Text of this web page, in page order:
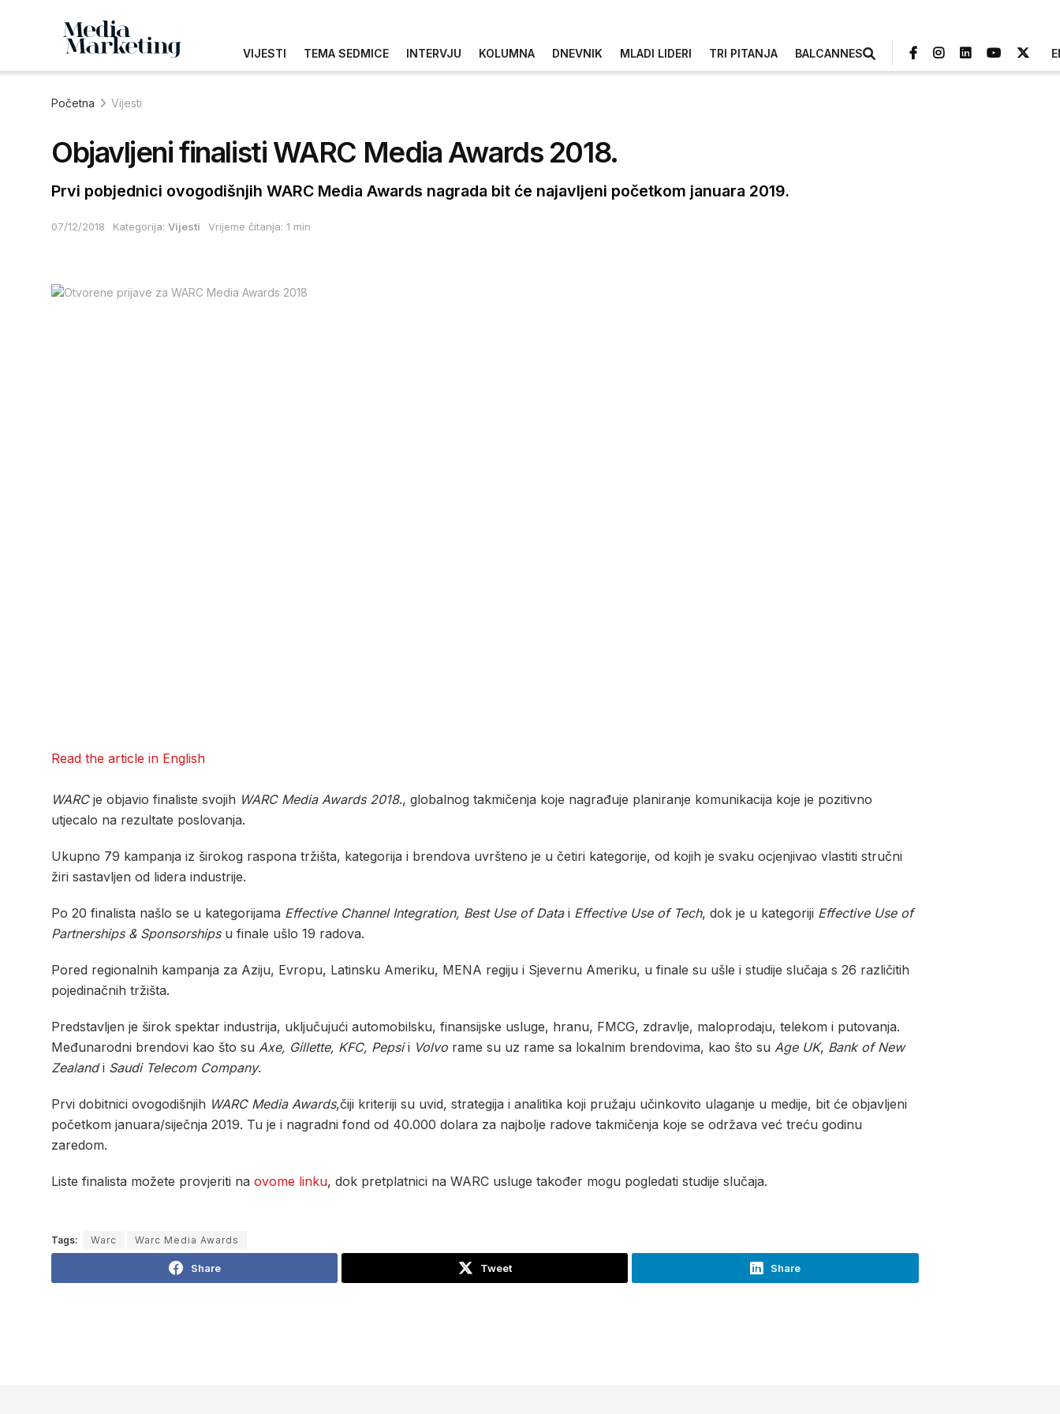
VIJESTI TEMA SEDMICE INTERVJU KOLUMNA DNEVNIK MLADI LIDERI TRI PITANJA BALCANNES
Početna Vijesti
Objavljeni finalisti WARC Media Awards 2018.
Prvi pobjednici ovogodišnjih WARC Media Awards nagrada bit će najavljeni početkom januara 2019.
07/12/2018 Kategorija: Vijesti Vrijeme čitanja: 1 min
Read the article in English
WARCje objavio finaliste svojih WARC Media Awards 2018., globalnog takmičenja koje nagrađuje planiranje komunikacija koje je pozitivno
utjecalo na rezultate poslovanja.
Ukupno 79 kampanja iz širokog raspona tržišta, kategorija i brendova uvršteno je u četiri kategorije, od kojih je svaku ocjenjivao vlastiti stručni
žiri sastavljen od lidera industrije.
Po 20 finalista našlo se u kategorijama Effective Channel Integration, Best Use of Datai Effective Use of Tech, dok je u kategoriji Effective Use of
Partnerships & Sponsorshipsu finale ušlo 19 radova.
Pored regionalnih kampanja za Aziju, Evropu, Latinsku Ameriku, MENA regiju i Sjevernu Ameriku, u finale su ušle i studije slučaja s 26 različitih
pojedinačnih tržišta.
Predstavljen je širok spektar industrija, uključujući automobilsku, finansijske usluge, hranu, FMCG, zdravlje, maloprodaju, telekom i putovanja.
Međunarodni brendovi kao što su Axe, Gillette, KFC, Pepsii Volvo rame su uz rame sa lokalnim brendovima, kao što su Age UK, Bank of New
Zealandi Saudi Telecom Company.
Prvi dobitnici ovogodišnjih WARC Media Awards,čiji kriteriji su uvid, strategija i analitika koji pružaju učinkovito ulaganje u medije, bit će objavljeni
početkom januara/siječnja 2019. Tu je i nagradni fond od 40.000 dolara za najbolje radove takmičenja koje se održava već treću godinu
zaredom.
Liste finalista možete provjeriti na ovome linku, dok pretplatnici na WARC usluge također mogu pogledati studije slučaja.
Tags: Warc Warc Media Awards
Share Tweet Share